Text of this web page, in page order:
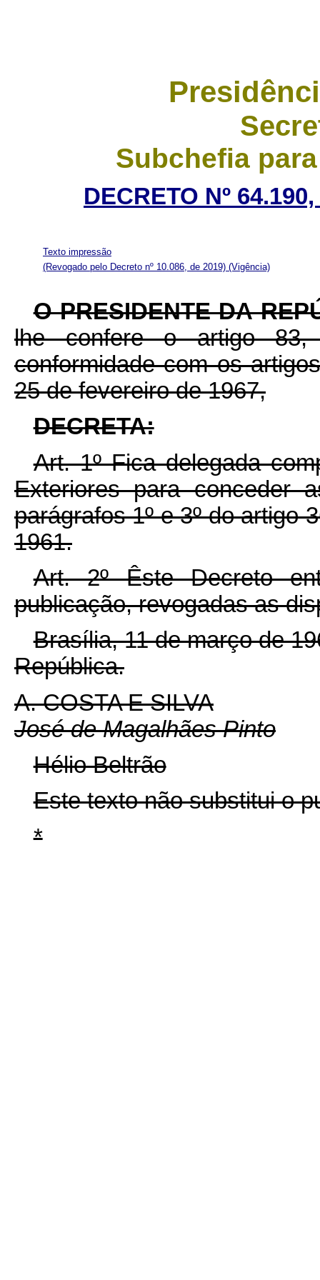
Subchefia
DECRETO Nº
Texto impressão
(Revogado pelo Decreto nº 10.086, de 2019) (Vigência)
O PRESIDENTE DA
lhe confere o artigo
conformidade com os
25 de fevereiro de 1967,
DECRETA:
Art. 1º Fica delegada
Exteriores para conceder
parágrafos 1º e 3º do artigo
1961.
Art. 2º Êste Decreto
publicação, revogadas as
Brasília, 11 de março de
República.
A. COSTA E SILVA
José de Magalhães Pinto
Hélio Beltrão
Este texto não substitui o
*